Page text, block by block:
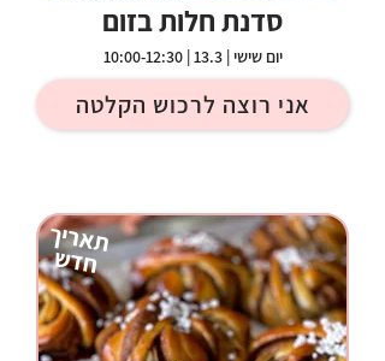
סדנת חלות בזום
יום שישי | 13.3 | 10:00-12:30
אני רוצה לרכוש הקלטה
תאריך
חדש